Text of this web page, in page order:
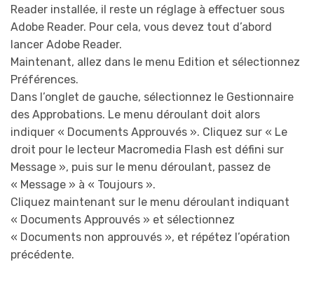
Reader installée, il reste un réglage à effectuer sous
Adobe Reader. Pour cela, vous devez tout d’abord
lancer Adobe Reader.
Maintenant, allez dans le menu Edition et sélectionnez
Préférences.
Dans l’onglet de gauche, sélectionnez le Gestionnaire
des Approbations. Le menu déroulant doit alors
indiquer « Documents Approuvés ». Cliquez sur « Le
droit pour le lecteur Macromedia Flash est défini sur
Message », puis sur le menu déroulant, passez de
« Message » à « Toujours ».
Cliquez maintenant sur le menu déroulant indiquant
« Documents Approuvés » et sélectionnez
« Documents non approuvés », et répétez l’opération
précédente.